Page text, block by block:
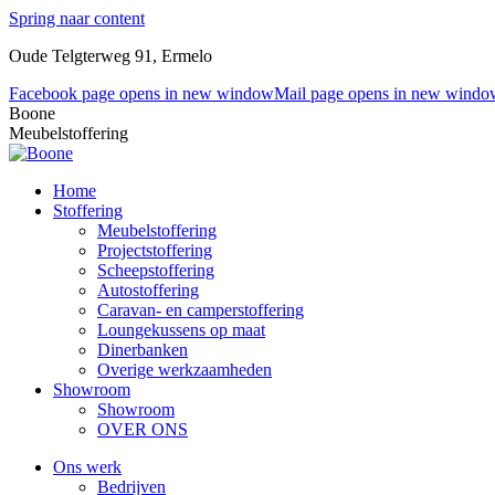
Spring naar content
Oude Telgterweg 91, Ermelo
Facebook page opens in new windowMail page opens in new
Boone
Meubelstoffering
Home
Stoffering
Meubelstoffering
Projectstoffering
Scheepstoffering
Autostoffering
Caravan- en camperstoffering
Loungekussens op maat
Dinerbanken
Overige werkzaamheden
Showroom
Showroom
OVER ONS
Ons werk
Bedrijven